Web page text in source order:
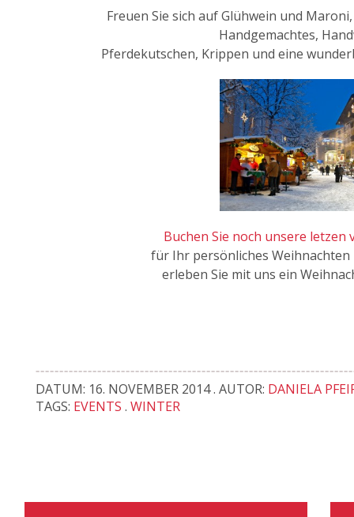
Freuen Sie sich auf Glühwein und
Handgemachtes,
Pferdekutschen, Krippen und eine
Buchen Sie noch unsere
für Ihr persönliches
erleben Sie mit uns ein
DATUM: 16. NOVEMBER 2014 . AUTOR: DANIELA
TAGS: EVENTS . WINTER